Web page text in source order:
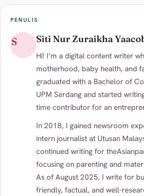
PENULIS
S Siti Nur Zuraikha
Hi! I’m a digital content writer
motherhood, baby health, and
graduated with a Bachelor of
UPM Serdang and started
time contributor for an
In 2018, I gained newsroom
intern journalist at Utusan
continued writing for
focusing on parenting and
As of August 2025, I write for
friendly, factual, and well-